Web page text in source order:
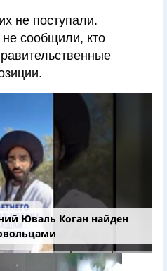
не поступали.
сообщили, кто
Юваль Коган найден